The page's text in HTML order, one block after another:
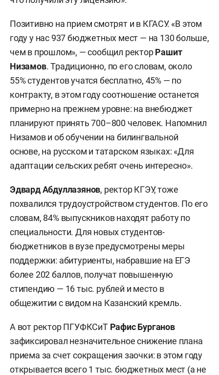
Позитивно на прием смотрят и в КГАСУ. «В этом
году у нас 937 бюджетных мест — на 130 больше,
чем в прошлом», — сообщил ректорРашит
Низамов. Традиционно, по его словам, около
55% студентов учатся бесплатно, 45% — по
контракту, в этом году соотношение останется
примерно на прежнем уровне: на внебюджет
планируют принять 700–800 человек. Напомнил
Низамов и об обучении на билингвальной
основе, на русском и татарском языках: «Для
адаптации сельских ребят очень интересно».
Эдвард Абдуллазянов, ректор КГЭУ, тоже
похвалился трудоустройством студентов. По его
словам, 84% выпускников находят работу по
специальности. Для новых студентов-
бюджетников в вузе предусмотрены меры
поддержки: абитуриенты, набравшие на ЕГЭ
более 202 баллов, получат повышенную
стипендию — 16 тыс. рублей и место в
общежитии с видом на Казанский кремль.
А вот ректор ПГУФКСиТ Рафис Бурганов
зафиксировал незначительное снижение плана
приема за счет сокращения заочки: в этом году
открывается всего 1 тыс. бюджетных мест (а не